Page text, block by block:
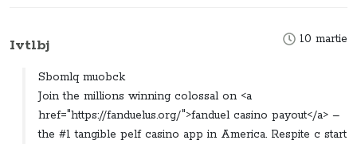
10 martie
Ivtlbj
Sbomlq muobck
Join the millions winning colossal on <a
href="https://fanduelus.org/">fanduel casino payout</a> –
the #1 tangible pelf casino app in America. Respite c start